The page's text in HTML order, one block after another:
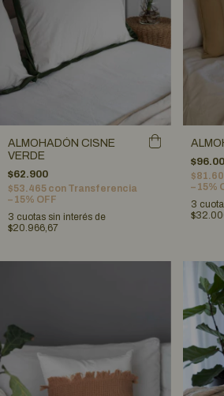
ALMOHADÓN CISNE
VERDE
$62.900
$53.465 con Transferencia
– 15% OFF
3 cuotas sin interés de
$20.966,67
– 15%
3